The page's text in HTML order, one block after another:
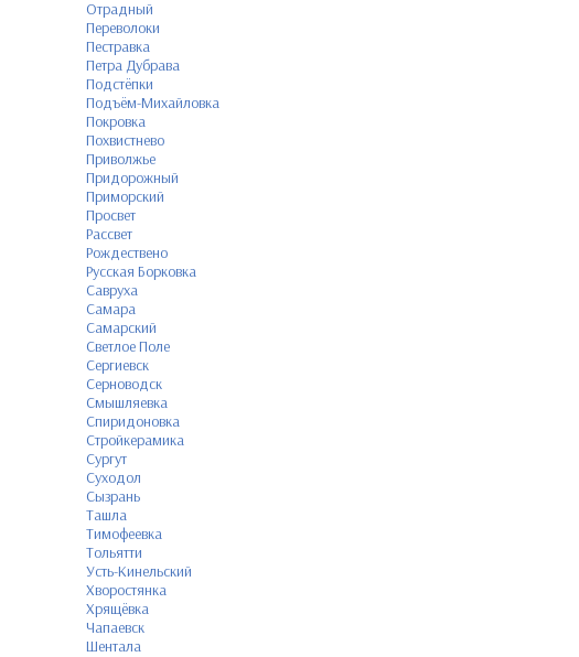
Отрадный
Переволоки
Пестравка
Петра Дубрава
Подстёпки
Подъём-Михайловка
Покровка
Похвистнево
Приволжье
Придорожный
Приморский
Просвет
Рассвет
Рождествено
Русская Борковка
Савруха
Самара
Самарский
Светлое Поле
Сергиевск
Серноводск
Смышляевка
Спиридоновка
Стройкерамика
Сургут
Суходол
Сызрань
Ташла
Тимофеевка
Тольятти
Усть-Кинельский
Хворостянка
Хрящёвка
Чапаевск
Шентала